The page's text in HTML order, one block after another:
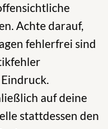
Achte darauf,
fehlerfrei sind
auf deine
stattdessen den